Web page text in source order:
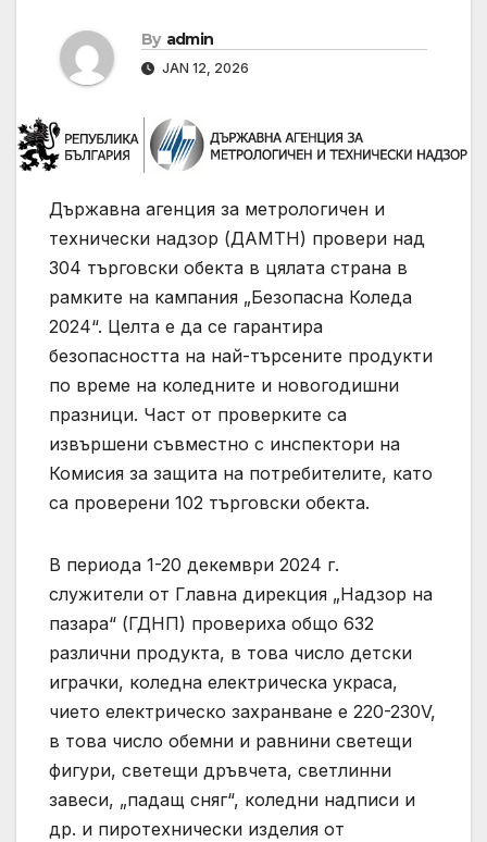
By admin
JAN 12, 2026
Държавна агенция за метрологичен и
технически надзор (ДАМТН) провери над
304 търговски обекта в цялата страна в
рамките на кампания „Безопасна Коледа
2024“. Целта е да се гарантира
безопасността на най-търсените продукти
по време на коледните и новогодишни
празници. Част от проверките са
извършени съвместно с инспектори на
Комисия за защита на потребителите, като
са проверени 102 търговски обекта.
В периода 1-20 декември 2024 г.
служители от Главна дирекция „Надзор на
пазара“ (ГДНП) провериха общо 632
различни продукта, в това число детски
играчки, коледна електрическа украса,
чието електрическо захранване е 220-230V,
в това число обемни и равнини светещи
фигури, светещи дръвчета, светлинни
завеси, „падащ сняг“, коледни надписи и
др. и пиротехнически изделия от